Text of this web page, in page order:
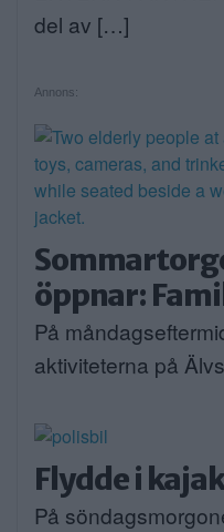
del av […]
Annons:
öppnar:
På
aktiviteterna på
Flydde i
På